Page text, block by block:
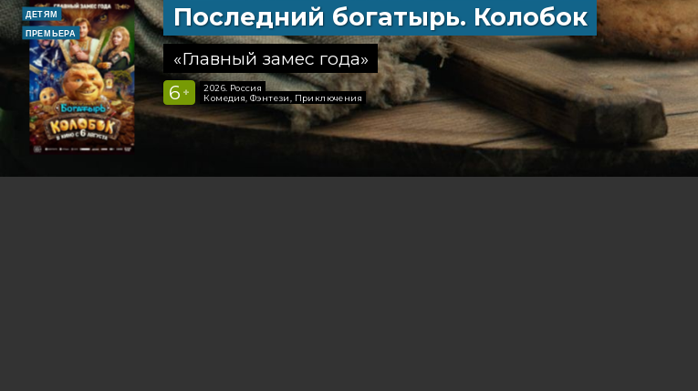
ДЕТЯМ
ПРЕМЬЕРА
Последний богатырь. Колобок
«Главный замес года»
6 +
2026, Россия
Комедия, Фэнтези, Приключения